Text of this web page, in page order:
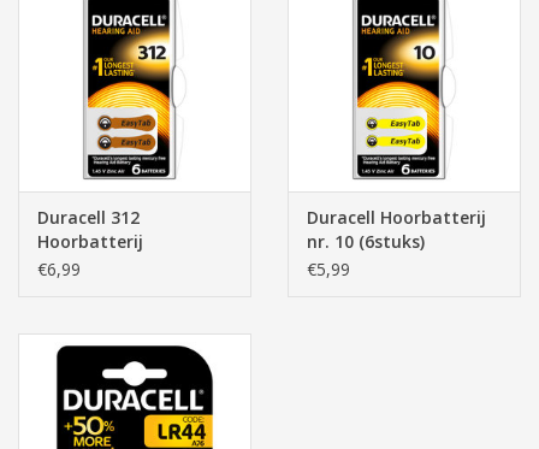
Duracell 312
Hoorbatterij
€6,99
Duracell Hoorbatterij
nr. 10 (6stuks)
€5,99